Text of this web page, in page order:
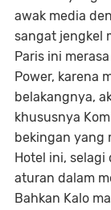
awak media
sangat jengkel
Paris ini
Power, karena
belakangnya,
khususnya
bekingan yang
Hotel ini, selagi
aturan dalam
Bahkan Kalo